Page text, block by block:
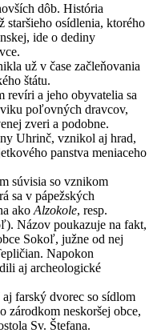
dôb. História
staršieho osídlenia, ktorého
ide o dediny
už v čase začleňovania
štátu.
a jeho obyvatelia sa
poľovných dravcov,
zveri a podobne.
Uhrinč, vznikol aj hrad,
panstva meniaceho
súvisia so vznikom
sa v pápežských
ako Alzokole, resp.
Názov poukazuje na fakt,
Sokoľ, južne od nej
Napokon
aj archeologické
farský dvorec so sídlom
zárodkom neskoršej obce,
Sv. Štefana.